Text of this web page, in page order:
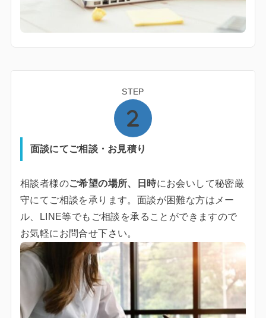
STEP
面談にてご相談・お見積り
相談者様のご希望の場所、日時にお会いして秘密厳
守にてご相談を承ります。面談が困難な方はメー
ル、LINE等でもご相談を承ることができますので
お気軽にお問合せ下さい。